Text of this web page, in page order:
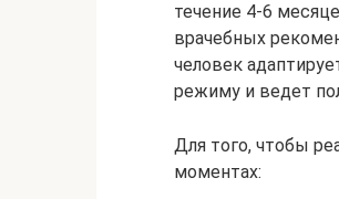
течение 4-6
врачебных
человек
режиму и ведет
Для того, чтобы
моментах: